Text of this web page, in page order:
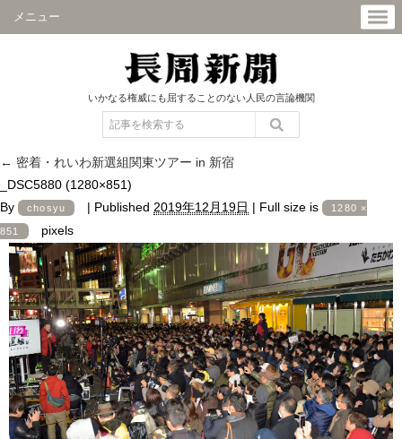
メニュー
いかなる権威にも屈することのない人民の言論機関
← 密着・れいわ新選組関東ツアー in 新宿
_DSC5880 (1280×851)
By
chosyu | Published 2019年12月19日 | Full size is 1280 ×
851 pixels